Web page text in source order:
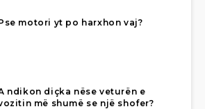
motori yt po harxhon vaj?
ndikon diçka nëse veturën e
më shumë se një shofer?